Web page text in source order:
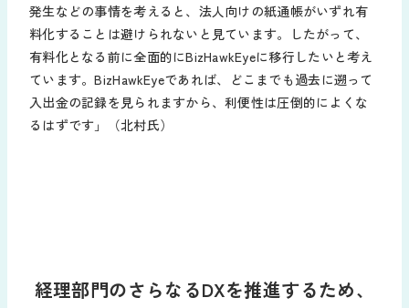
発生などの事情を考えると、法人向けの紙通帳がいずれ有
料化することは避けられないと見ています。したがって、
有料化となる前に全面的にBizHawkEyeに移行したいと考え
ています。BizHawkEyeであれば、どこまでも過去に遡って
入出金の記録を見られますから、利便性は圧倒的によくな
るはずです」（北村氏）
経理部門のさらなるDXを推進するため、